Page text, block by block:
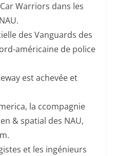
Warriors dans les
des Vanguards des
américaine de police
est achevée et
la ccompagnie
& spatial des NAU,
et les ingénieurs